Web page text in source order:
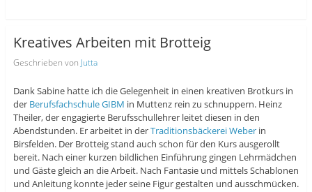
Kreatives Arbeiten mit Brotteig
Geschrieben von Jutta
Dank Sabine hatte ich die Gelegenheit in einen kreativen Brotkurs in
der Berufsfachschule GIBM in Muttenz rein zu schnuppern. Heinz
Theiler, der engagierte Berufsschullehrer leitet diesen in den
Abendstunden. Er arbeitet in derTraditionsbäckerei Weberin
Birsfelden. Der Brotteig stand auch schon für den Kurs ausgerollt
bereit. Nach einer kurzen bildlichen Einführung gingen Lehrmädchen
und Gäste gleich an die Arbeit. Nach Fantasie und mittels Schablonen
und Anleitung konnte jeder seine Figur gestalten und ausschmücken.